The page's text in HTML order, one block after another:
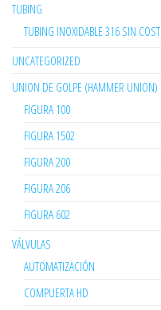
TUBING
TUBING INOXIDABLE 316 SIN
UNCATEGORIZED
UNION DE GOLPE (HAMMER UNION)
FIGURA 100
FIGURA 1502
FIGURA 200
FIGURA 206
FIGURA 602
VÁLVULAS
AUTOMATIZACIÓN
COMPUERTA HD